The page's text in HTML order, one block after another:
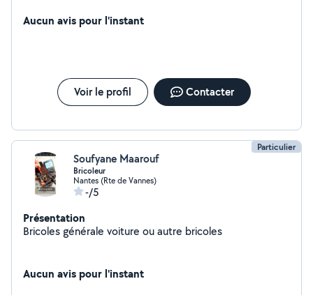
Aucun avis pour l'instant
Voir le profil Contacter
Particulier
Soufyane Maarouf
Bricoleur
Nantes (Rte de Vannes)
-/5
Présentation
Bricoles générale voiture ou autre bricoles
Aucun avis pour l'instant